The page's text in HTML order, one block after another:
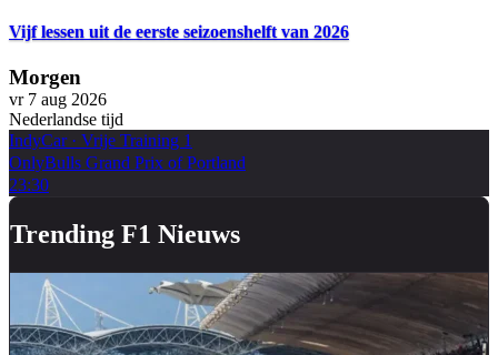
Vijf lessen uit de eerste seizoenshelft van 2026
Morgen
vr 7 aug 2026
Nederlandse tijd
IndyCar· Vrije Training 1
OnlyBulls Grand Prix of Portland
23:30
Trending F1 Nieuws